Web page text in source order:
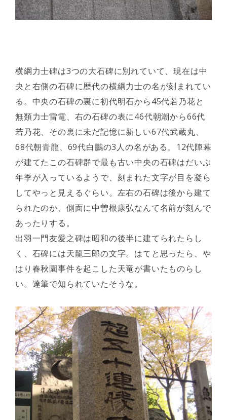
横綱力士碑は3つの大石碑に別れていて、現在は中
央と右側の石碑に歴代の横綱力士の名が刻まれてい
る。中央の石碑の裏に初代明石から45代若乃花と
無類力士雷電、右の石碑の表に46代朝潮から66代
若乃花、その裏に未だ記憶に新しい67代武蔵丸、
68代朝青龍、69代白鵬の3人の名がある。12代陣幕
が建てたこの石碑群で最も古い中央の石碑はだいぶ
年季が入っているようで、刻まれた文字が目を凝ら
してやっと見えるぐらい。左右の石碑は後から建て
られたのか、側面に中曽根康弘なんて名前が刻んで
あったりする。
出羽一門友愛之碑は昭和の後半に建てられたらし
く、石碑には天龍三郎の文字。はてと思ったら、や
はり春秋園事件を起こした天竜が書いたものらし
い。達筆で知られていたそうな。